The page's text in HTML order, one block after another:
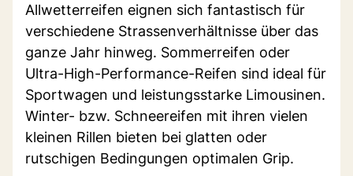
Allwetterreifen eignen sich fantastisch für
verschiedene Strassenverhältnisse über das
ganze Jahr hinweg. Sommerreifen oder
Ultra-High-Performance-Reifen sind ideal für
Sportwagen und leistungsstarke Limousinen.
Winter- bzw. Schneereifen mit ihren vielen
kleinen Rillen bieten bei glatten oder
rutschigen Bedingungen optimalen Grip.